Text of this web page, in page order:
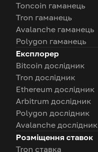
Toncoin гаманець
Tron гаманець
Avalanche гаманець
Polygon гаманець
Експлорер
Bitcoin дослідник
Tron дослідник
Ethereum дослідник
Arbitrum дослідник
Polygon дослідник
Avalanche дослідник
Розміщення ставок
Tron ставка